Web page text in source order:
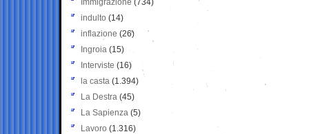
Immigrazione (734)
indulto (14)
inflazione (26)
Ingroia (15)
Interviste (16)
la casta (1.394)
La Destra (45)
La Sapienza (5)
Lavoro (1.316)